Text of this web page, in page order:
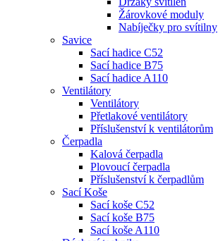
Žárovkové moduly
Nabíječky pro svítilny
Savice
Sací hadice C52
Sací hadice B75
Sací hadice A110
Ventilátory
Ventilátory
Přetlakové ventilátory
Příslušenství k ventilátorům
Čerpadla
Kalová čerpadla
Plovoucí čerpadla
Příslušenství k čerpadlům
Sací Koše
Sací koše C52
Sací koše B75
Sací koše A110